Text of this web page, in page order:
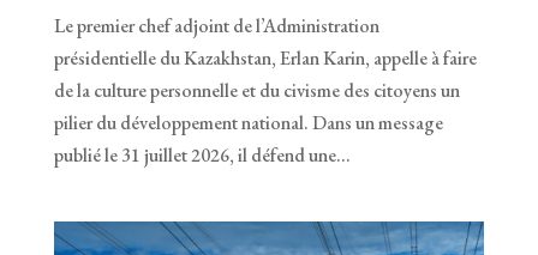
Le premier chef adjoint de l’Administration
présidentielle du Kazakhstan, Erlan Karin, appelle à faire
de la culture personnelle et du civisme des citoyens un
pilier du développement national. Dans un message
publié le 31 juillet 2026, il défend une...